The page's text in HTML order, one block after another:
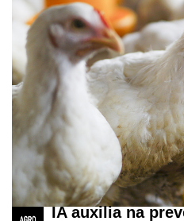
IA auxilia na